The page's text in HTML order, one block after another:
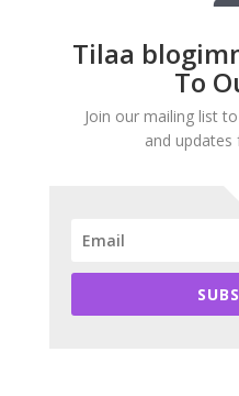
Tilaa
To
Join our mailing list
and